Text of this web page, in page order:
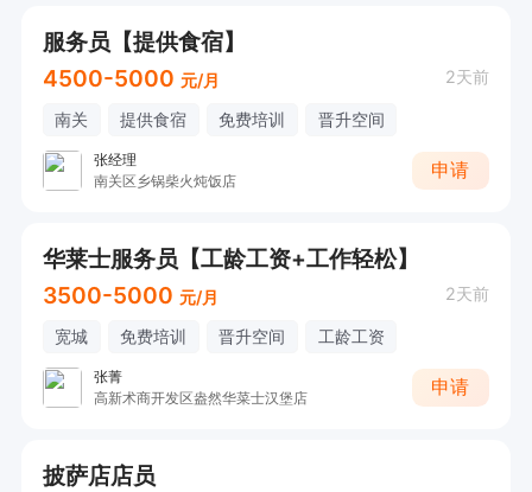
服务员【提供食宿】
4500-5000 元/月 2天前
南关 提供食宿 免费培训 晋升空间
张经理
南关区乡锅柴火炖饭店
申请
华莱士服务员【工龄工资+工作轻松】
3500-5000 元/月 2天前
宽城 免费培训 晋升空间 工龄工资
张菁
高新术商开发区盎然华菜士汉堡店
申请
披萨店店员